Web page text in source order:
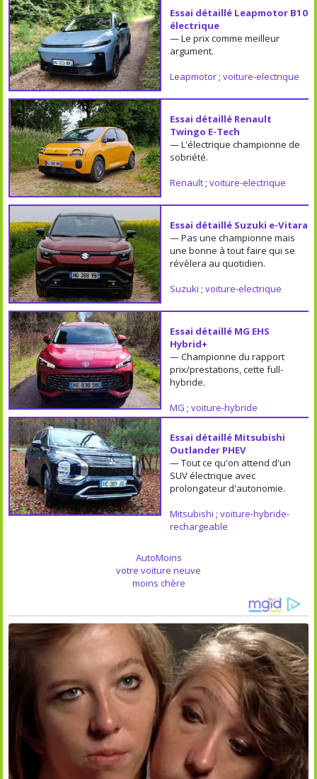
Essai détaillé Leapmotor B10
électrique
— Le prix comme meilleur
argument.
Leapmotor; voiture-electrique
Essai détaillé Renault
Twingo E-Tech
— L'électrique championne de
sobriété.
Renault; voiture-electrique
Essai détaillé Suzuki e-Vitara
— Pas une championne mais
une bonne à tout faire qui se
révèlera au quotidien.
Suzuki ; voiture-electrique
Essai détaillé MG EHS
Hybrid+
— Championne du rapport
prix/prestations, cette full-
hybride.
MG ; voiture-hybride
Essai détaillé Mitsubishi
Outlander PHEV
— Tout ce qu'on attend d'un
SUV électrique avec
prolongateur d'autonomie.
Mitsubishi ; voiture-hybride-
rechargeable
AutoMoins
votre voiture neuve
moins chère